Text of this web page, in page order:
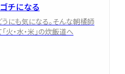
チになる
うにも気になる。そんな朝橘師
火・水・米」の炊飯道へ